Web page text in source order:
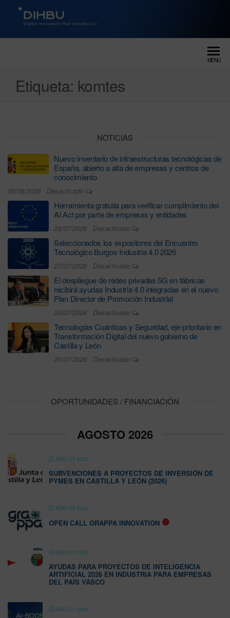
DIGITAL INNOVATION HUB
MENÚ
Etiqueta: komtes
NOTICIAS
Nuevo inventario de infraestructuras tecnológicas de
España, abierto a alta de empresas y centros de
conocimiento
05/08/2026 Desactivado
Herramienta gratuita para verificar cumplimiento del
AI Act por parte de empresas y entidades
28/07/2026 Desactivado
Seleccionados los expositores del Encuentro
Tecnológico Burgos Industria 4.0 2026
27/07/2026 Desactivado
El despliegue de redes privadas 5G en fábricas
recibirá ayudas Industria 4.0 integradas en el nuevo
Plan Director de Promoción Industrial
20/07/2026 Desactivado
Tecnologías Cuánticas y Seguridad, eje prioritario en
Transformación Digital del nuevo gobierno de
Castilla y León
20/07/2026 Desactivado
OPORTUNIDADES / FINANCIACIÓN
AGOSTO 2026
AGO 07 2026
SUBVENCIONES A PROYECTOS DE INVERSIÓN DE
PYMES EN CASTILLA Y LEÓN (2026)
AGO 07 2026
OPEN CALL GRAPPA INNOVATION
AGO 07 2026
AYUDAS PARA PROYECTOS DE INTELIGENCIA
ARTIFICIAL 2026 EN INDUSTRIA PARA EMPRESAS
DEL PAÍS VASCO
AGO 07 2026